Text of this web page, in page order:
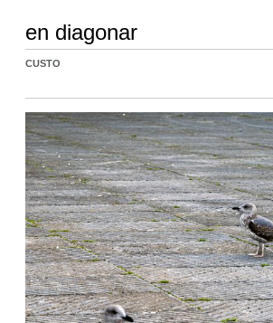
en diagonar
CUSTO